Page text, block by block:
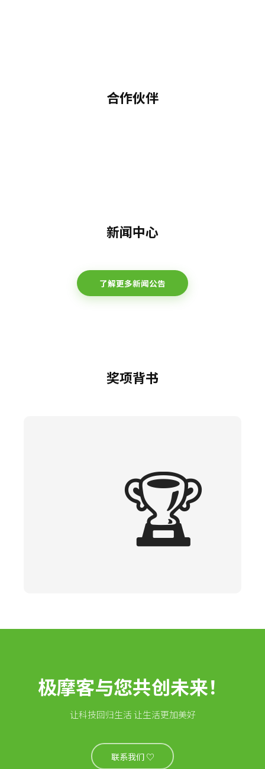
合作伙伴
新闻中心
了解更多新闻公告
奖项背书
🏆
极摩客与您共创未来！
让科技回归生活 让生活更加美好
联系我们 ♡